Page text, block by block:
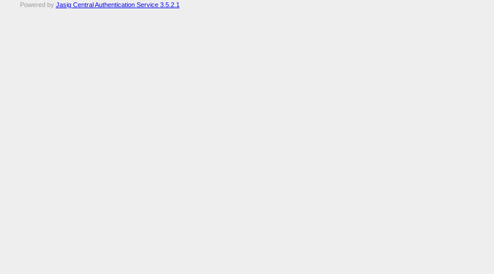
Powered by Jasig Central Authentication Service 3.5.2.1